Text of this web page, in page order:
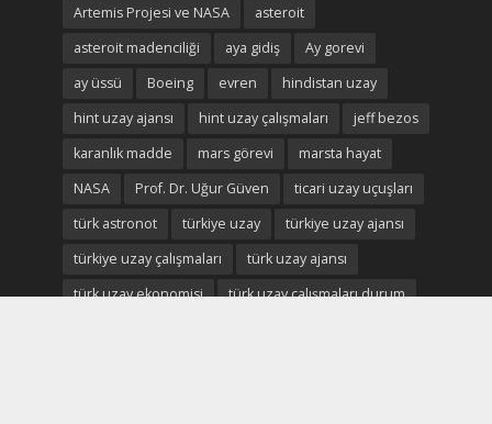
Artemis Projesi ve NASA
asteroit
asteroit madenciliği
aya gidiş
Ay gorevi
ay üssü
Boeing evren
hindistan uzay
hint uzay ajansı
hint uzay çalışmaları
jeff bezos
karanlık madde
mars görevi
marsta hayat
NASA
Prof. Dr. Uğur Güven
ticari uzay uçuşları
türk astronot
türkiye uzay
türkiye uzay ajansı
türkiye uzay çalışmaları
türk uzay ajansı
türk uzay ekonomisi
türk uzay çalışmaları durum